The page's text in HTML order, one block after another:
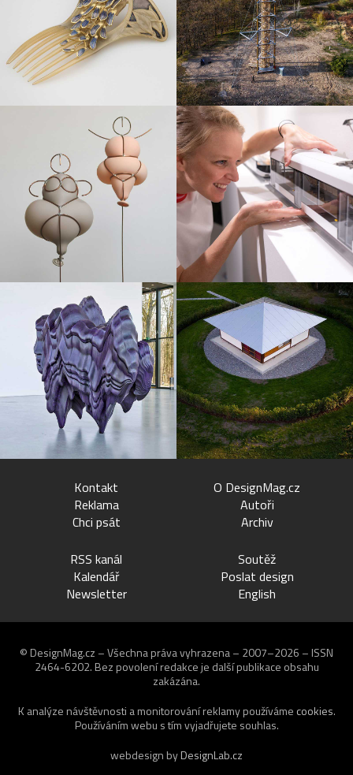
Kontakt
Reklama
Chci psát
O DesignMag.cz
Autoři
Archiv
RSS kanál
Kalendář
Newsletter
Soutěž
Poslat design
English
© DesignMag.cz – Všechna práva vyhrazena – 2007–2026 – ISSN
2464-6202. Bez povolení redakce je další publikace obsahu
zakázána.
K analýze návštěvnosti a monitorování reklamy používáme cookies.
Používáním webu s tím vyjadřujete souhlas.
webdesign byDesignLab.cz